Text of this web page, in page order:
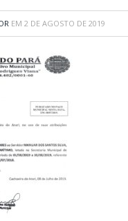
EM 2 DE AGOSTO DE 2019